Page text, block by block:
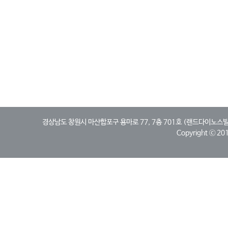
경상남도 창원시 마산합포구 용마로 77, 7층 701호 (랜드다
Copyright ⓒ